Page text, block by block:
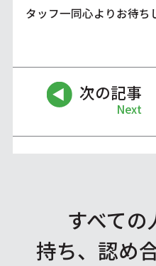
タッフ一同心よりお待ち
次の記事
Next
すべての
持ち、認め